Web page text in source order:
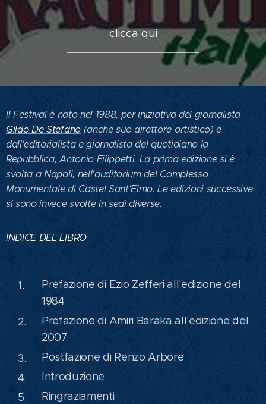
clicca qui
Il Festival è nato nel 1988, per iniziativa del giornalista
Gildo De Stefano(anche suo direttore artistico) e
dall'editorialista e giornalista del quotidiano la
Repubblica, Antonio Filippetti. La prima edizione si è
svolta a Napoli, nell'auditorium del Complesso
Monumentale di Castel Sant'Elmo. Le edizioni successive
si sono invece svolte in sedi diverse.
INDICE DEL LIBRO
Prefazione di Ezio Zefferi all'edizione del
1984
Prefazione di Amiri Baraka all'edizione del
2007
Postfazione di Renzo Arbore
Introduzione
Ringraziamenti